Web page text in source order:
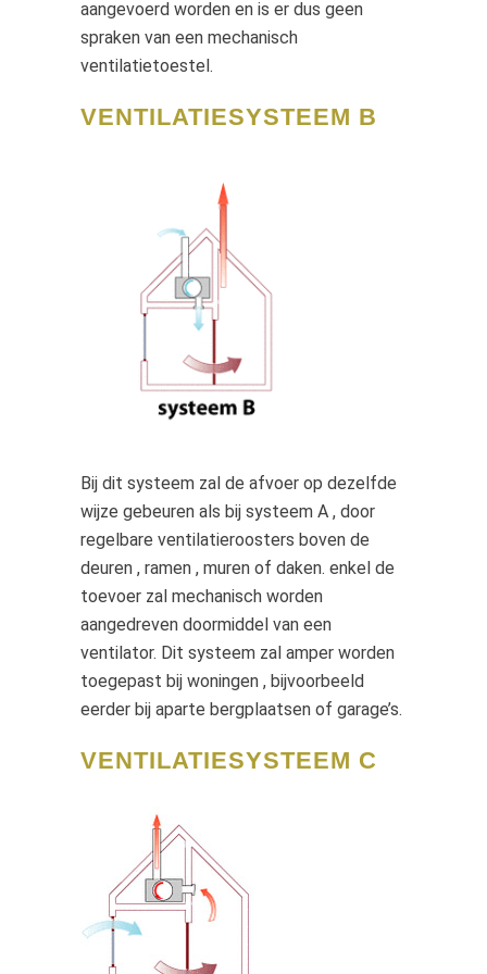
aangevoerd worden en is er dus geen
spraken van een mechanisch
ventilatietoestel.
VENTILATIESYSTEEM B
Bij dit systeem zal de afvoer op dezelfde
wijze gebeuren als bij systeem A , door
regelbare ventilatieroosters boven de
deuren , ramen , muren of daken. enkel de
toevoer zal mechanisch worden
aangedreven doormiddel van een
ventilator. Dit systeem zal amper worden
toegepast bij woningen , bijvoorbeeld
eerder bij aparte bergplaatsen of garage’s.
VENTILATIESYSTEEM C